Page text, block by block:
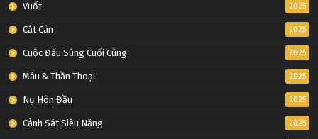
Vuốt 2025
Cắt Cân 2025
Cuộc Đấu Súng Cuối Cùng 2025
Máu & Thần Thoại 2025
Nụ Hôn Đầu 2025
Cảnh Sát Siêu Năng 2025